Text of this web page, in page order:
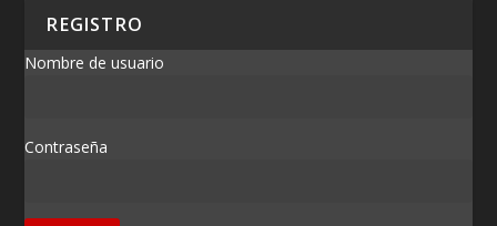
REGISTRO
Nombre de usuario
Contraseña